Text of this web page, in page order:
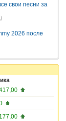
свои песни за
)
2026 после